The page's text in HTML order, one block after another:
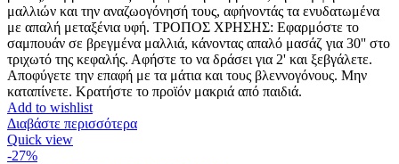
μαλλιών και την αναζωογόνησή τους, αφήνοντάς τα ενυδατωμένα
με απαλή μεταξένια υφή. ΤΡΟΠΟΣ ΧΡΗΣΗΣ: Εφαρμόστε το
σαμπουάν σε βρεγμένα μαλλιά, κάνοντας απαλό μασάζ για 30'' στο
τριχωτό της κεφαλής. Αφήστε το να δράσει για 2' και ξεβγάλετε.
Αποφύγετε την επαφή με τα μάτια και τους βλεννογόνους. Μην
καταπίνετε. Κρατήστε το προϊόν μακριά από παιδιά.
Add to wishlist
Διαβάστε περισσότερα
Quick view
-27%